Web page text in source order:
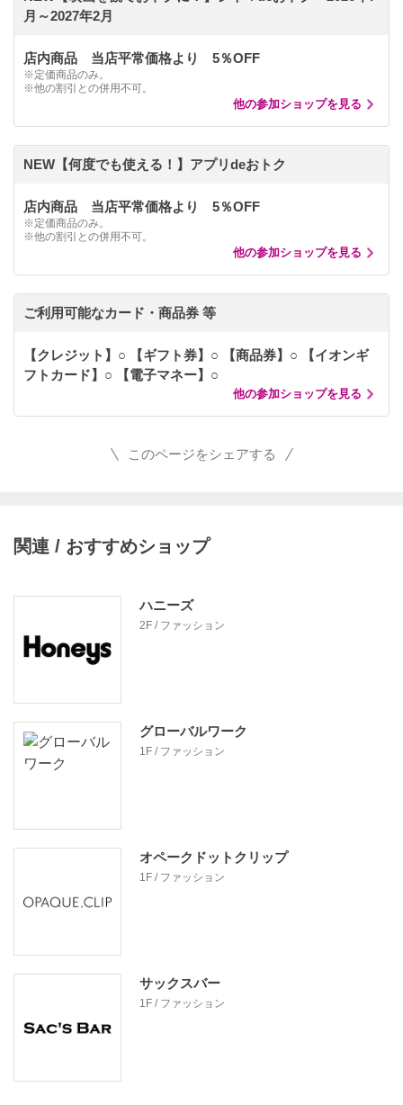
月～2027年2月
店内商品 当店平常価格より 5％OFF
※定価商品のみ。
※他の割引との併用不可。
他の参加ショップを見る
NEW【何度でも使える！】アプリdeおトク
店内商品 当店平常価格より 5％OFF
※定価商品のみ。
※他の割引との併用不可。
他の参加ショップを見る
ご利用可能なカード・商品券 等
【クレジット】○ 【ギフト券】○ 【商品券】○ 【イオンギ
フトカード】○ 【電子マネー】○
他の参加ショップを見る
このページをシェアする
関連 / おすすめショップ
ハニーズ
2F / ファッション
グローバルワーク
1F / ファッション
オペークドットクリップ
1F / ファッション
サックスバー
1F / ファッション